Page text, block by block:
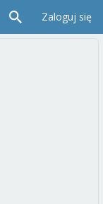
Zaloguj się